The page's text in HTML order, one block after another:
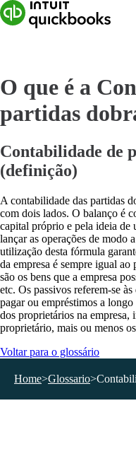
O que é a
partidas
Contabilidade de
(definição)
A contabilidade das partidas
com dois lados. O balanço é
capital próprio e pela ideia de
lançar as operações de modo
utilização desta fórmula
da empresa é sempre igual
são os bens que a empresa
etc. Os passivos referem-se
pagar ou empréstimos a
dos proprietários na
proprietário, mais ou menos
Voltar para o glossário
Home>Glossario>